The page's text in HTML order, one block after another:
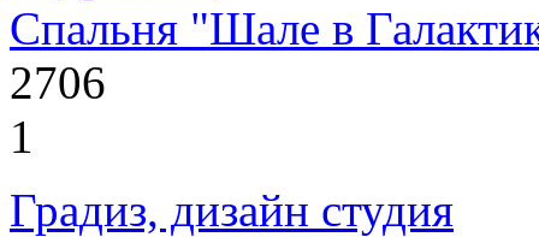
Спальня "Шале в
2706
1
Градиз, дизайн студия